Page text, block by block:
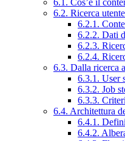
6.1. Cos’è il
6.2. Ricerca
6.2.1.
6.2.2. Dati
6.2.3.
6.2.4.
6.3. Dalla ricerca
6.3.1. User
6.3.2. Job
6.3.3.
6.4. Architettura
6.4.1.
6.4.2.